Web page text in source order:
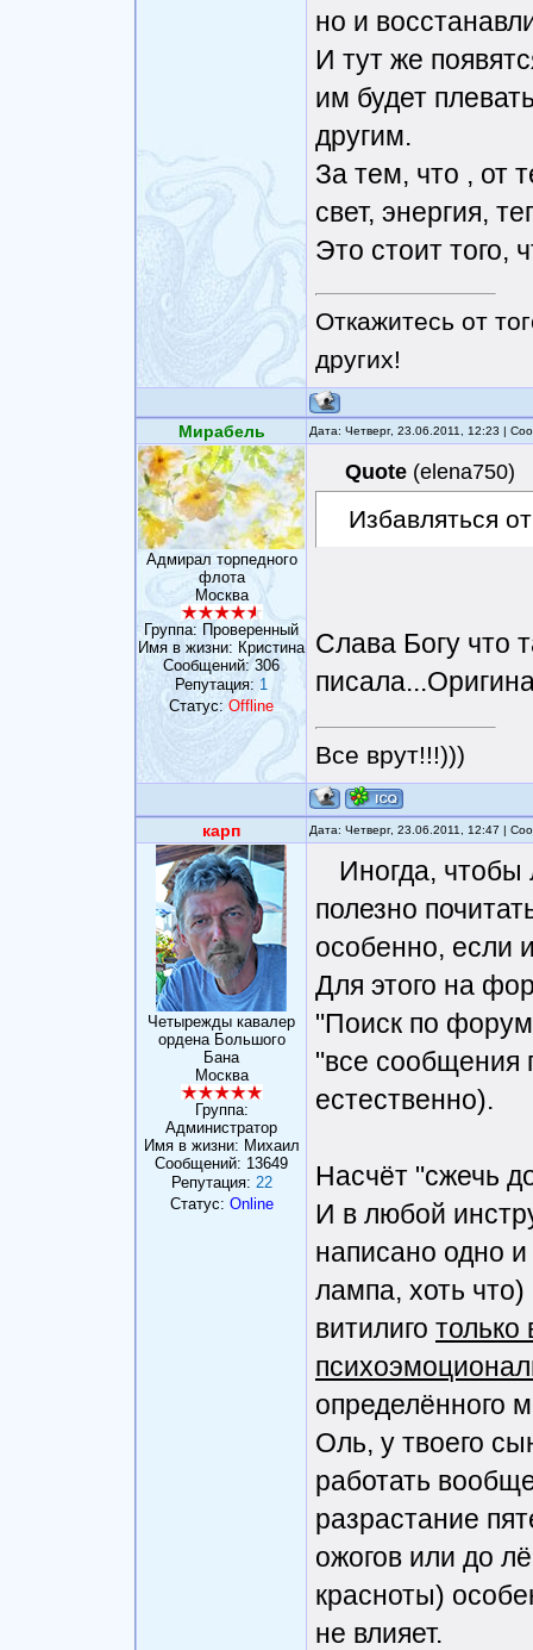
но и
И тут же
им будет
другим.
За тем, что , от
свет, энергия,
Это стоит того,
Откажитесь от
других!
Мирабель Дата: Четверг, 23.06.2011, 12:23 |
Адмирал торпедного
флота
Москва
Группа: Проверенный
Имя в жизни: Кристина
Сообщений:306
Репутация: 1
Статус: Offline
Quote (elena750)
Избавляться
Слава Богу что
Все врут!!!)))
карп Дата: Четверг, 23.06.2011, 12:47 |
Четырежды кавалер
ордена Большого
Бана
Москва
Группа:
Администратор
Имя в жизни: Михаил
Сообщений: 13649
Репутация: 22
Статус: Online
Иногда, чтобы
полезно
особенно, если
Для этого на
"Поиск по
"все сообщения
естественно).
Насчёт "сжечь
И в любой
написано одно
лампа, хоть
витилиго только
определённого
Оль, у твоего
работать
разрастание
ожогов или до
красноты)
не влияет.